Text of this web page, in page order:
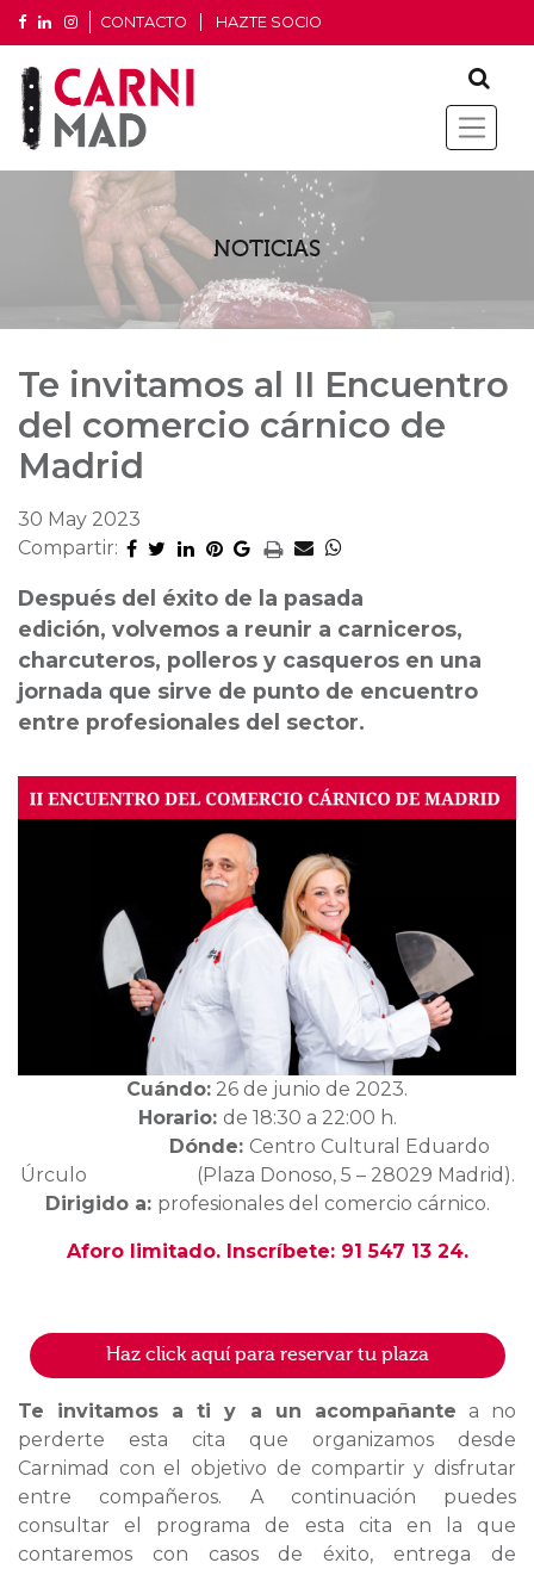
CONTACTO HAZTE SOCIO
NOTICIAS
Te invitamos al II Encuentro
del comercio cárnico de
Madrid
30 May 2023
Compartir:
Después del éxito de la pasada
edición, volvemos a reunir a carniceros,
charcuteros, polleros y casqueros en una
jornada que sirve de punto de encuentro
entre profesionales del sector.
Cuándo: 26 de junio de 2023.
Horario: de 18:30 a 22:00 h.
Dónde: Centro Cultural Eduardo
Úrculo (Plaza Donoso, 5 – 28029 Madrid).
Dirigido a: profesionales del comercio cárnico.
Aforo limitado. Inscríbete: 91 547 13 24.
Haz click aquí para reservar tu plaza
Te invitamos a ti y a un acompañante a no
perderte esta cita que organizamos desde
Carnimad con el objetivo de compartir y disfrutar
entre compañeros. A continuación puedes
consultar el programa de esta cita en la que
contaremos con casos de éxito, entrega de